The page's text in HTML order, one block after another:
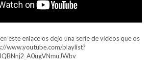
este enlace os dejo una serie de vídeos que os
www.youtube.com/playlist?